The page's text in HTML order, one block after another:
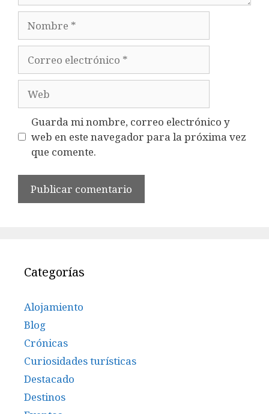
Nombre
electrónico
Guarda mi nombre, correo electrónico y
web en este navegador para la próxima vez
que comente.
Categorías
Alojamiento
Blog
Crónicas
Curiosidades turísticas
Destacado
Destinos